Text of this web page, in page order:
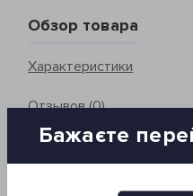
Обзор товара
Характеристики
Отзывов (0)
Основа: хлопковая
Бажаєте